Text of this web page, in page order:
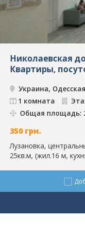
Николаевская
Квартиры,
Украина,
1 комната
Общая площадь:
350 грн.
Лузановка,
25кв.м, (жил.16 м,